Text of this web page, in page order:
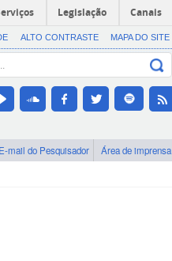
Legislação Canais
ALTO CONTRASTE MAPA DO SITE
E-mail do Pesquisador Área de imprensa